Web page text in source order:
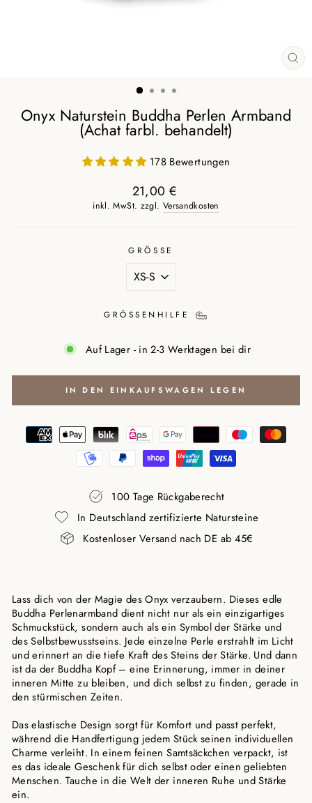
Onyx Naturstein Buddha Perlen Armband
(Achat farbl. behandelt)
178 Bewertungen
Normaler
Preis
21,00 €
inkl. MwSt. zzgl. Versandkosten
GRÖSSE
GRÖSSENHILFE
Auf Lager - in 2-3 Werktagen bei dir
IN DEN EINKAUFSWAGEN LEGEN
100 Tage Rückgaberecht
In Deutschland zertifizierte Natursteine
Kostenloser Versand nach DE ab 45€
Lass dich von der Magie des Onyx verzaubern. Dieses edle
Buddha Perlenarmband dient nicht nur als ein einzigartiges
Schmuckstück, sondern auch als ein Symbol der Stärke und
des Selbstbewusstseins. Jede einzelne Perle erstrahlt im Licht
und erinnert an die tiefe Kraft des Steins der Stärke. Und dann
ist da der Buddha Kopf – eine Erinnerung, immer in deiner
inneren Mitte zu bleiben, und dich selbst zu finden, gerade in
den stürmischen Zeiten.
Das elastische Design sorgt für Komfort und passt perfekt,
während die Handfertigung jedem Stück seinen individuellen
Charme verleiht. In einem feinen Samtsäckchen verpackt, ist
es das ideale Geschenk für dich selbst oder einen geliebten
Menschen. Tauche in die Welt der inneren Ruhe und Stärke
ein.